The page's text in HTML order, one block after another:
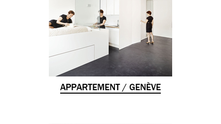
APPARTEMENT / GENÈVE